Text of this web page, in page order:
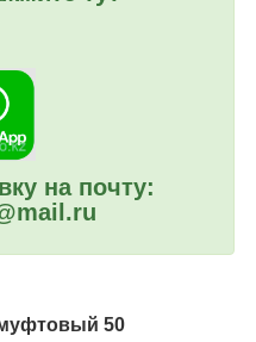
на почту:
50